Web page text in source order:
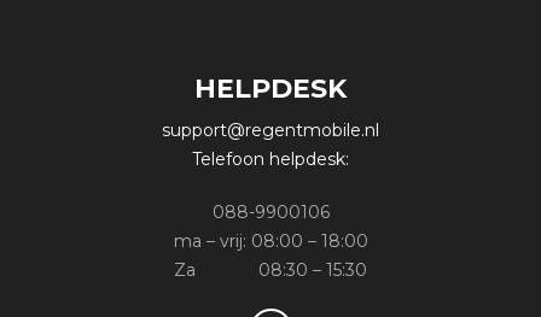
HELPDESK
support@regentmobile.nl
Telefoon helpdesk:
088-9900106
ma – vrij: 08:00 – 18:00
Za 08:30 – 15:30